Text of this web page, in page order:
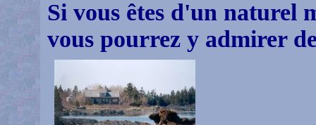
Si vous êtes d'un naturel
vous pourrez y admirer